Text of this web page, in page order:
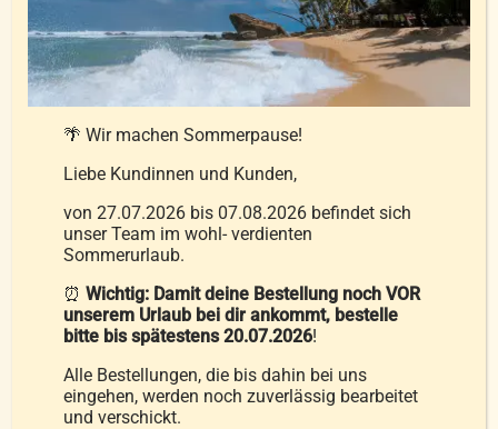
Was bedeutet der Cuin-Wert und
worauf soll ich achten?
Was ist der Unterschied zwischen
Daunen und Federn?
Kann ich eine Daunendecke in der
Waschmaschine waschen ?
🌴 Wir machen Sommerpause!
Liebe Kundinnen und Kunden,
von 27.07.2026 bis 07.08.2026 befindet sich
unser Team im wohl- verdienten
Sommerurlaub.
⏰ Wichtig: Damit deine Bestellung noch VOR
unserem Urlaub bei dir ankommt, bestelle
bitte bis spätestens 20.07.2026!
Alle Bestellungen, die bis dahin bei uns
eingehen, werden noch zuverlässig bearbeitet
und verschickt.